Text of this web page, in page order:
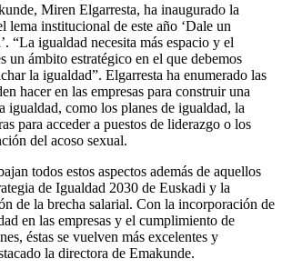
Miren Elgarresta, ha inaugurado la
lema institucional de este año ‘Dale un
“La igualdad necesita más espacio y el
un ámbito estratégico en el que debemos
la igualdad”. Elgarresta ha enumerado las
hacer en las empresas para construir una
igualdad, como los planes de igualdad, la
para acceder a puestos de liderazgo o los
del acoso sexual.
todos estos aspectos además de aquellos
de Igualdad 2030 de Euskadi y la
de la brecha salarial. Con la incorporación de
en las empresas y el cumplimiento de
éstas se vuelven más excelentes y
la directora de Emakunde.